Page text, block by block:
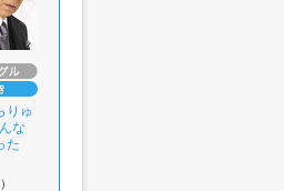
りゅ
な
た